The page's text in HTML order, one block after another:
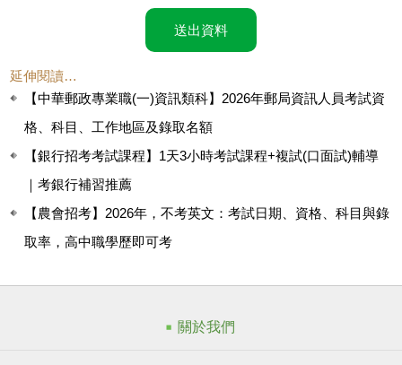
送出資料
延伸閱讀…
【中華郵政專業職(一)資訊類科】2026年郵局資訊人員考試資
格、科目、工作地區及錄取名額
【銀行招考考試課程】1天3小時考試課程+複試(口面試)輔導
｜考銀行補習推薦
【農會招考】2026年，不考英文：考試日期、資格、科目與錄
取率，高中職學歷即可考
關於我們